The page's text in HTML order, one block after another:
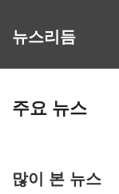
뉴스리듬
주요 뉴스
많이 본 뉴스